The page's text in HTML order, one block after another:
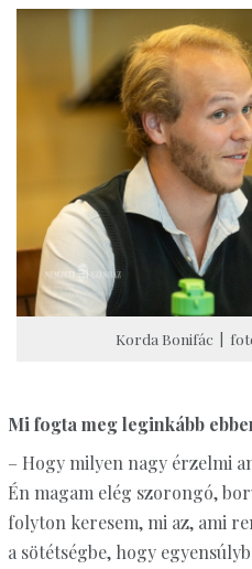
Korda Bonifác |
Mi fogta meg leginkább
– Hogy milyen nagy érzelmi
Én magam elég szorongó,
folyton keresem, mi az, ami
a sötétségbe, hogy